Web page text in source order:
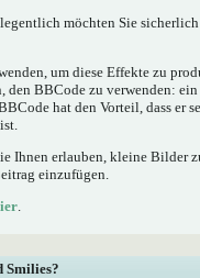
möchten Sie
um diese Effekte zu
BBCode zu verwenden:
hat den Vorteil, dass er
Ihnen erlauben, kleine Bilder
einzufügen.
.
Smilies?